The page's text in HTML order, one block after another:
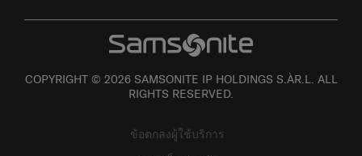
COPYRIGHT © 2026 SAMSONITE IP HOLDINGS S.ÀR.L. ALL
RIGHTS RESERVED.
ข้อตกลงผู้ใช้บริการ